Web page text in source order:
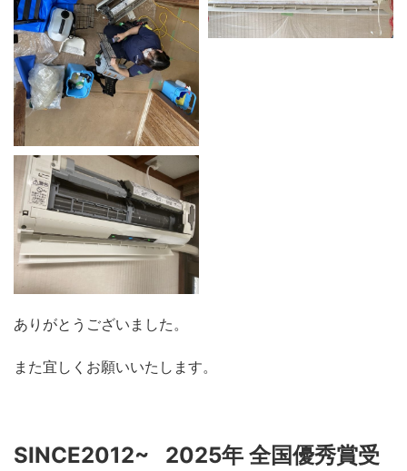
ありがとうございました。
また宜しくお願いいたします。
SINCE2012~ 2025年 全国優秀賞受